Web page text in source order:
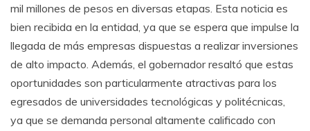
mil millones de pesos en diversas etapas. Esta noticia es
bien recibida en la entidad, ya que se espera que impulse la
llegada de más empresas dispuestas a realizar inversiones
de alto impacto. Además, el gobernador resaltó que estas
oportunidades son particularmente atractivas para los
egresados de universidades tecnológicas y politécnicas,
ya que se demanda personal altamente calificado con